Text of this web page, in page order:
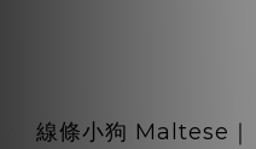
線條小狗 Maltese｜